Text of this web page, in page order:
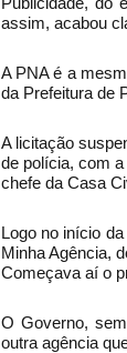
assim, acabou
A PNA é a
da Prefeitura de
A licitação
de polícia, com
chefe da Casa
Logo no início
Minha Agência,
Começava aí o
O Governo,
outra agência